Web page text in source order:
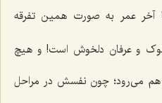
آخر عمر به صورت همین تفرقه
و عرفان دلخوش است! و هیچ
می‌رود؛ چون نفسش در مراحل